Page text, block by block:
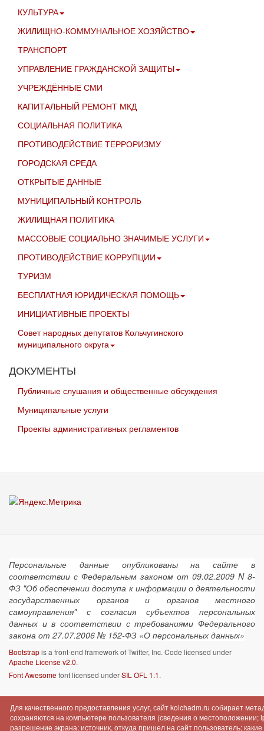
КУЛЬТУРА
ЖИЛИЩНО-КОММУНАЛЬНОЕ ХОЗЯЙСТВО
ТРАНСПОРТ
УПРАВЛЕНИЕ ГРАЖДАНСКОЙ ЗАЩИТЫ
УЧРЕЖДЁННЫЕ СМИ
КАПИТАЛЬНЫЙ РЕМОНТ МКД
СОЦИАЛЬНАЯ ПОЛИТИКА
ПРОТИВОДЕЙСТВИЕ ТЕРРОРИЗМУ
ГОРОДСКАЯ СРЕДА
ОТКРЫТЫЕ ДАННЫЕ
МУНИЦИПАЛЬНЫЙ КОНТРОЛЬ
ЖИЛИЩНАЯ ПОЛИТИКА
МАССОВЫЕ СОЦИАЛЬНО ЗНАЧИМЫЕ УСЛУГИ
ПРОТИВОДЕЙСТВИЕ КОРРУПЦИИ
ТУРИЗМ
БЕСПЛАТНАЯ ЮРИДИЧЕСКАЯ ПОМОЩЬ
ИНИЦИАТИВНЫЕ ПРОЕКТЫ
Совет народных депутатов Кольчугинского
муниципального округа
ДОКУМЕНТЫ
Публичные слушания и общественные обсуждения
Муниципальные услуги
Проекты административных регламентов
Персональные данные опубликованы на сайте в
соответствии с Федеральным законом от 09.02.2009 N 8-
ФЗ "Об обеспечении доступа к информации о деятельности
государственных органов и органов местного
самоуправления" с согласия субъектов персональных
данных и в соответствии с требованиями Федерального
закона от 27.07.2006 № 152-ФЗ «О персональных данных»
Bootstrapis a front-end framework of Twitter, Inc. Code licensed under
Apache License v2.0.
Font Awesomefont licensed underSIL OFL 1.1.
Для качественного предоставления услуг, сайт kolchadm.ru собирает
сохраняются на компьютере пользователя (сведения о местоположении;
разрешение экрана; источник, откуда пришел на сайт пользователь;